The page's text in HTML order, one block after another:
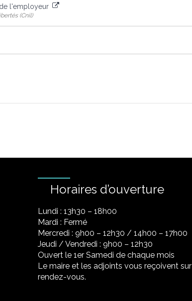
l'employeur
(Cnil)
Horaires d’ouverture
Lundi : 13h30 – 18h00
Mardi : Fermé
Mercredi : 9h00 – 12h30 / 14h00 – 17h00
Jeudi / Vendredi : 9h00 – 12h30
Ouvert le 1er Samedi de chaque mois
Le maire et les adjoints vous reçoivent sur
rendez-vous.